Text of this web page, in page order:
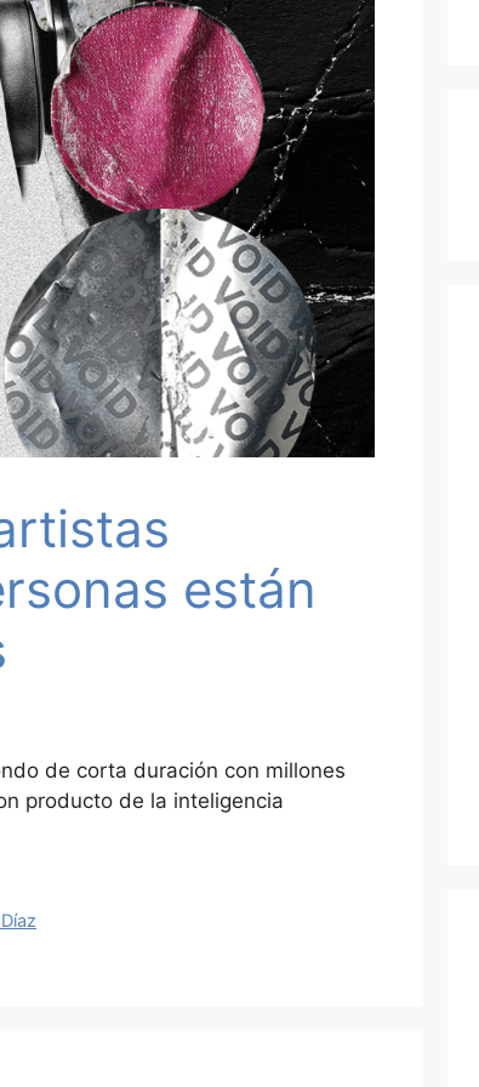
están
de corta duración con millones
producto de la inteligencia